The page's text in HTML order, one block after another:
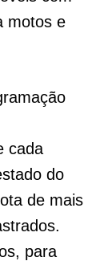
motos e
cada
do
de mais
para